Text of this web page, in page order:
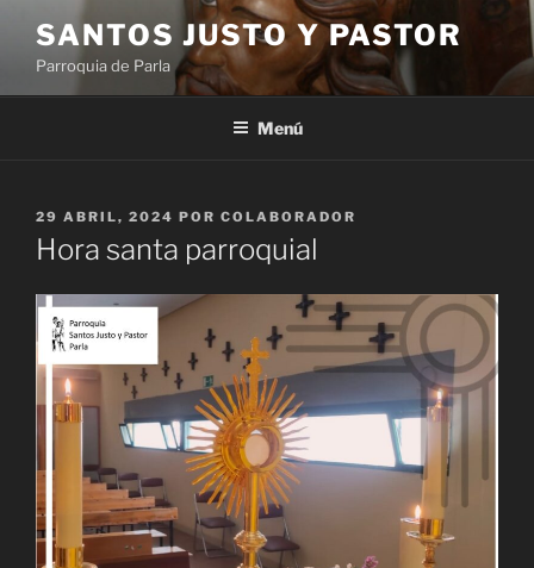
contenido
SANTOS JUSTO Y PASTOR
Parroquia de Parla
Menú
PUBLICADO
EL
29 ABRIL, 2024 POR COLABORADOR
Hora santa parroquial